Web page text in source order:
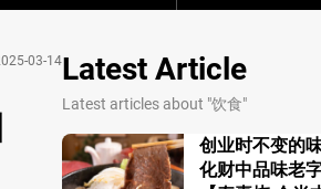
03-14Latest Article
Latest articles about "饮食"
创业时不变的
化财中品味老